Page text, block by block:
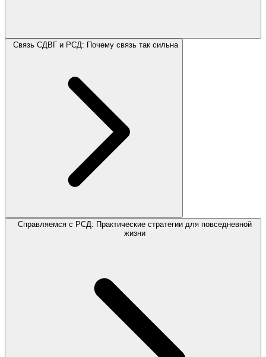
Связь СДВГ и РСД: Почему связь так сильна
Справляемся с РСД: Практические стратегии для повседневной
жизни